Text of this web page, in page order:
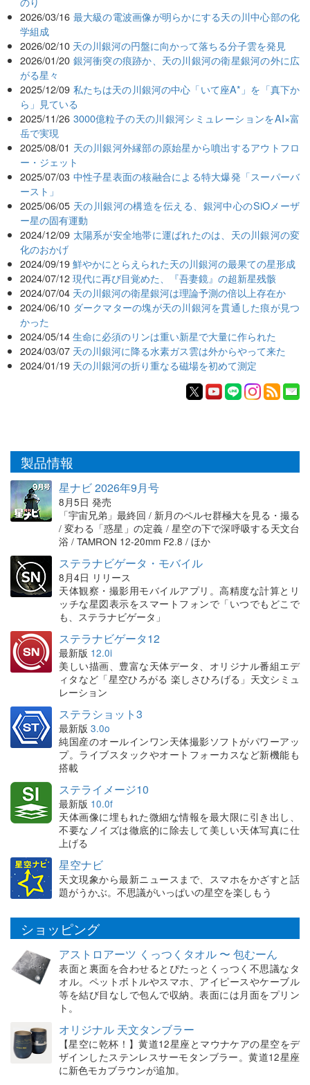
2026/03/16 最大級の電波画像が明らかにする天の川中心部の化
学組成
2026/02/10 天の川銀河の円盤に向かって落ちる分子雲を発見
2026/01/20 銀河衝突の痕跡か、天の川銀河の衛星銀河の外に広
がる星々
2025/12/09 私たちは天の川銀河の中心「いて座A*」を「真下か
ら」見ている
2025/11/26 3000億粒子の天の川銀河シミュレーションをAI×富
岳で実現
2025/08/01 天の川銀河外縁部の原始星から噴出するアウトフロ
ー・ジェット
2025/07/03 中性子星表面の核融合による特大爆発「スーパーバ
ースト」
2025/06/05 天の川銀河の構造を伝える、銀河中心のSiOメーザ
ー星の固有運動
2024/12/09 太陽系が安全地帯に運ばれたのは、天の川銀河の変
化のおかげ
2024/09/19 鮮やかにとらえられた天の川銀河の最果ての星形成
2024/07/12 現代に再び目覚めた、『吾妻鏡』の超新星残骸
2024/07/04 天の川銀河の衛星銀河は理論予測の倍以上存在か
2024/06/10 ダークマターの塊が天の川銀河を貫通した痕が見つ
かった
2024/05/14 生命に必須のリンは重い新星で大量に作られた
2024/03/07 天の川銀河に降る水素ガス雲は外からやって来た
2024/01/19 天の川銀河の折り重なる磁場を初めて測定
製品情報
星ナビ 2026年9月号
8月5日 発売
「宇宙兄弟」最終回 / 新月のペルセ群極大を見る・撮る
/ 変わる「惑星」の定義 / 星空の下で深呼吸する天文台
浴 / TAMRON 12-20mm F2.8 / ほか
ステラナビゲータ・モバイル
8月4日 リリース
天体観察・撮影用モバイルアプリ。高精度な計算とリ
ッチな星図表示をスマートフォンで「いつでもどこで
も、ステラナビゲータ」
ステラナビゲータ12
最新版 12.0i
美しい描画、豊富な天体データ、オリジナル番組エデ
ィタなど「星空ひろがる 楽しさひろげる」天文シミュ
レーション
ステラショット3
最新版 3.0o
純国産のオールインワン天体撮影ソフトがパワーアッ
プ。ライブスタックやオートフォーカスなど新機能も
搭載
ステライメージ10
最新版 10.0f
天体画像に埋もれた微細な情報を最大限に引き出し、
不要なノイズは徹底的に除去して美しい天体写真に仕
上げる
星空ナビ
天文現象から最新ニュースまで、スマホをかざすと話
題がうかぶ。不思議がいっぱいの星空を楽しもう
ショッピング
アストロアーツ くっつくタオル 〜 包むーん
表面と裏面を合わせるとぴたっとくっつく不思議なタ
オル。ペットボトルやスマホ、アイピースやケーブル
等を結び目なしで包んで収納。表面には月面をプリン
ト。
オリジナル 天文タンブラー
【星空に乾杯！】黄道12星座とマウナケアの星空をデ
ザインしたステンレスサーモタンブラー。黄道12星座
に新色モカブラウンが追加。